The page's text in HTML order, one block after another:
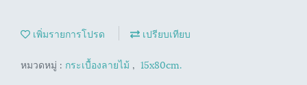
เพิ่มรายการโปรด เปรียบเทียบ
หมวดหมู่ : กระเบื้องลายไม้ , 15x80cm.